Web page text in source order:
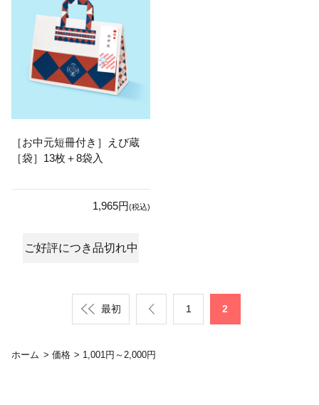
［お中元短冊付き］えび蔵
［袋］13枚＋8袋入
1,965円(税込)
ご好評につき品切れ中
最初 1 2
ホーム > 価格 > 1,001円～2,000円